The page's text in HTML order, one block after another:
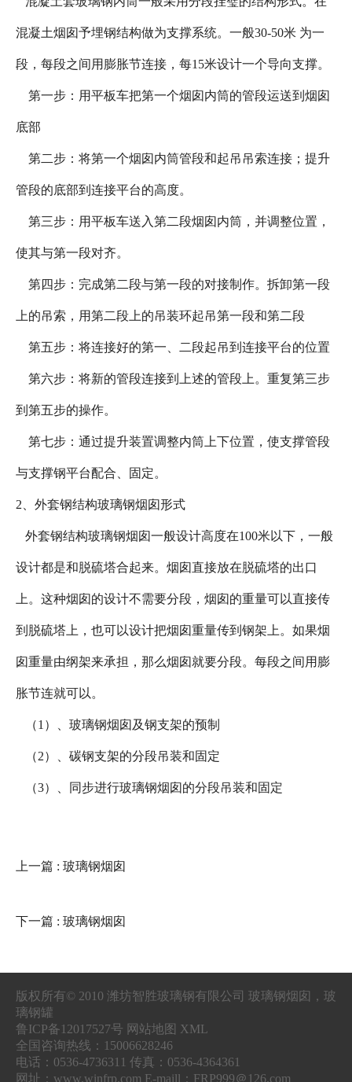
混凝土烟囱予埋钢结构做为支撑系统。一般30-50米 为一
段，每段之间用膨胀节连接，每15米设计一个导向支撑。
第一步：用平板车把第一个烟囱内筒的管段运送到烟囱
底部
第二步：将第一个烟囱内筒管段和起吊吊索连接；提升
管段的底部到连接平台的高度。
第三步：用平板车送入第二段烟囱内筒，并调整位置，
使其与第一段对齐。
第四步：完成第二段与第一段的对接制作。拆卸第一段
上的吊索，用第二段上的吊装环起吊第一段和第二段
第五步：将连接好的第一、二段起吊到连接平台的位置
第六步：将新的管段连接到上述的管段上。重复第三步
到第五步的操作。
第七步：通过提升装置调整内筒上下位置，使支撑管段
与支撑钢平台配合、固定。
2、外套钢结构玻璃钢烟囱形式
外套钢结构玻璃钢烟囱一般设计高度在100米以下，一般
设计都是和脱硫塔合起来。烟囱直接放在脱硫塔的出口
上。这种烟囱的设计不需要分段，烟囱的重量可以直接传
到脱硫塔上，也可以设计把烟囱重量传到钢架上。如果烟
囱重量由纲架来承担，那么烟囱就要分段。每段之间用膨
胀节连就可以。
（1）、玻璃钢烟囱及钢支架的预制
（2）、碳钢支架的分段吊装和固定
（3）、同步进行玻璃钢烟囱的分段吊装和固定
上一篇 : 玻璃钢烟囱
下一篇 : 玻璃钢烟囱
版权所有© 2010 潍坊智胜玻璃钢有限公司 玻璃钢烟囱，玻
璃钢罐
鲁ICP备12017527号 网站地图 XML
全国咨询热线：15006628246
电话：0536-4736311 传真：0536-4364361
网址：www.winfrp.com E-maill：FRP999＠126.com